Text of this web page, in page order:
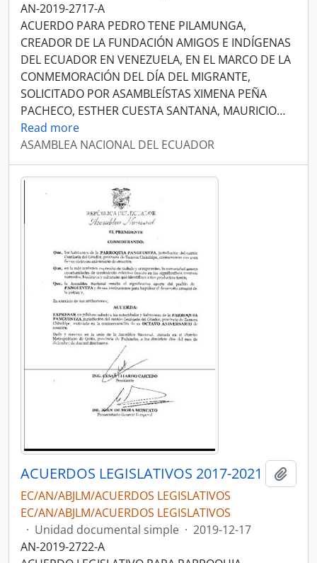
AN-2019-2717-A
ACUERDO PARA PEDRO TENE PILAMUNGA,
CREADOR DE LA FUNDACIÓN AMIGOS E INDÍGENAS
DEL ECUADOR EN VENEZUELA, EN EL MARCO DE LA
CONMEMORACIÓN DEL DÍA DEL MIGRANTE,
SOLICITADO POR ASAMBLEÍSTAS XIMENA PEÑA
PACHECO, ESTHER CUESTA SANTANA, MAURICIO…
Read more
ASAMBLEA NACIONAL DEL ECUADOR
ACUERDOS LEGISLATIVOS 2017-2021
EC/AN/ABJLM/ACUERDOS LEGISLATIVOS
EC/AN/ABJLM/ACUERDOS LEGISLATIVOS
· Unidad documental simple · 2019-12-17
AN-2019-2722-A